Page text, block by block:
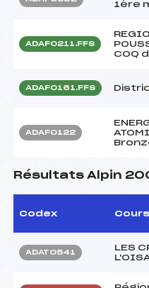
1ère
ADAF0211.FFS
COQ
ADAF0161.FFS
ADAF0122
Résultats Alpin
Codex
ADAT0541
LES